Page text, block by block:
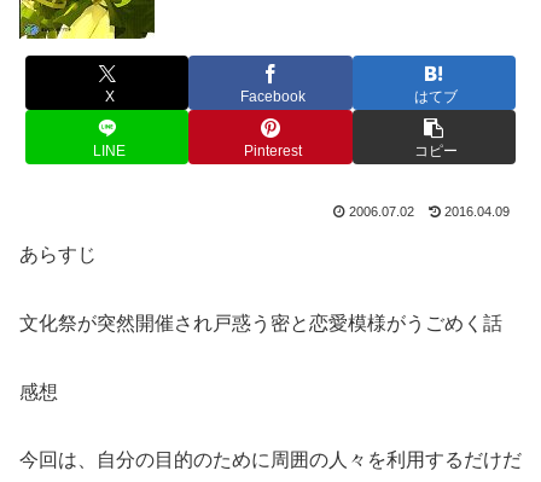
X Facebook はてブ
LINE Pinterest コピー
2006.07.02 2016.04.09
あらすじ
文化祭が突然開催され戸惑う密と恋愛模様がうごめく話
感想
今回は、自分の目的のために周囲の人々を利用するだけだ